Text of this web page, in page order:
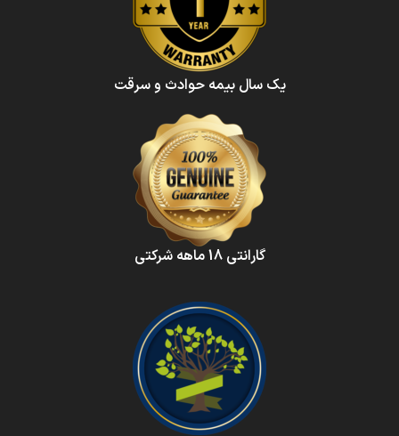
یک سال بیمه حوادث و سرقت
گارانتی 18 ماهه شرکتی